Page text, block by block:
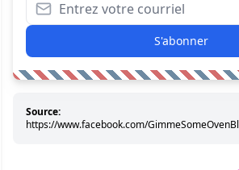
S'abonner
Source:
https://www.facebook.com/